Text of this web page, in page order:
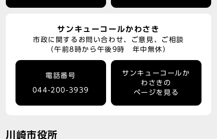
サンキューコールかわさき
市政に関するお問い合わせ、ご意見、ご相談
（午前8時から午後9時 年中無休）
電話番号
044-200-3939
サンキューコールか
わさきの
ページを見る
川崎市役所